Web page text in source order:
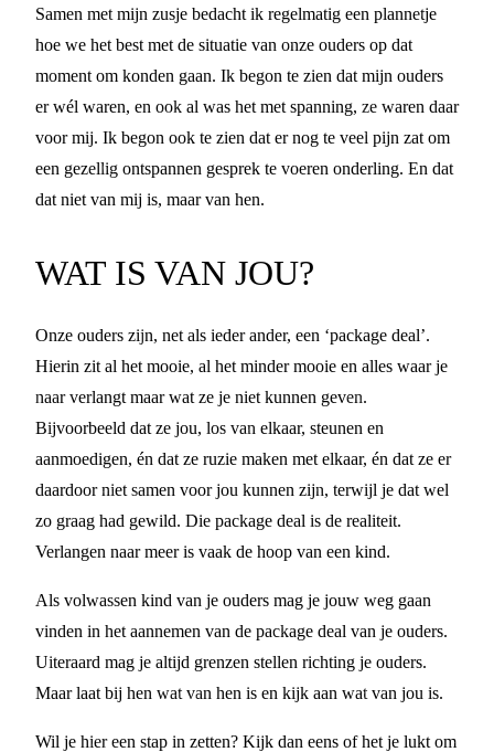
Samen met mijn zusje bedacht ik regelmatig een plannetje
hoe we het best met de situatie van onze ouders op dat
moment om konden gaan. Ik begon te zien dat mijn ouders
er wél waren, en ook al was het met spanning, ze waren daar
voor mij. Ik begon ook te zien dat er nog te veel pijn zat om
een gezellig ontspannen gesprek te voeren onderling. En dat
dat niet van mij is, maar van hen.
WAT IS VAN JOU?
Onze ouders zijn, net als ieder ander, een ‘package deal’.
Hierin zit al het mooie, al het minder mooie en alles waar je
naar verlangt maar wat ze je niet kunnen geven.
Bijvoorbeeld dat ze jou, los van elkaar, steunen en
aanmoedigen, én dat ze ruzie maken met elkaar, én dat ze er
daardoor niet samen voor jou kunnen zijn, terwijl je dat wel
zo graag had gewild. Die package deal is de realiteit.
Verlangen naar meer is vaak de hoop van een kind.
Als volwassen kind van je ouders mag je jouw weg gaan
vinden in het aannemen van de package deal van je ouders.
Uiteraard mag je altijd grenzen stellen richting je ouders.
Maar laat bij hen wat van hen is en kijk aan wat van jou is.
Wil je hier een stap in zetten? Kijk dan eens of het je lukt om